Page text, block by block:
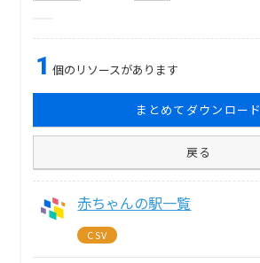
1 個のリソースがあります
まとめてダウンロード
戻る
赤ちゃんの駅一覧
CSV